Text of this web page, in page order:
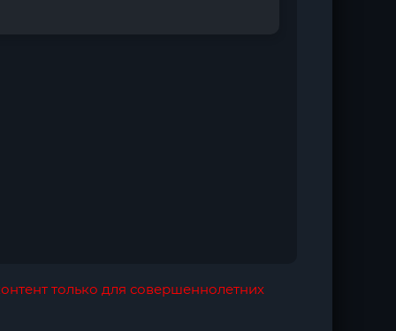
только для совершеннолетних